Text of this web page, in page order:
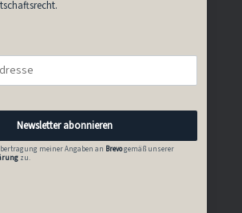
Newsletter abonnieren
meiner Angaben an Brevogemäß unserer
zu.